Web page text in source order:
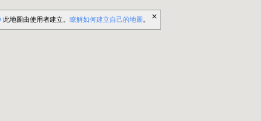
此地圖由使用者建立。 瞭解如何建立自己的地圖。